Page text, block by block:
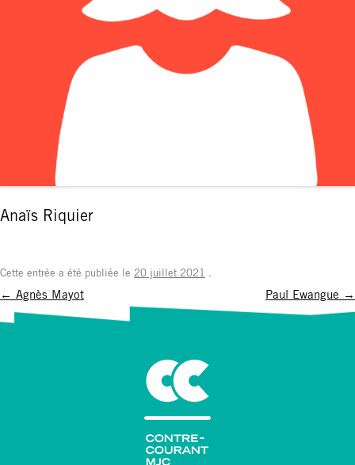
Anaïs Riquier
Cette entrée a été publiée le 20 juillet 2021 .
Navigation
des
← Agnès Mayot Paul Ewangue →